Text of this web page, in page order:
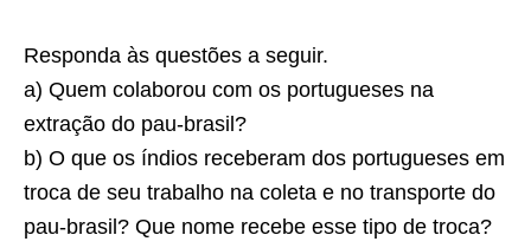
Responda às questões a seguir.
a) Quem colaborou com os portugueses na
extração do pau-brasil?
b) O que os índios receberam dos portugueses em
troca de seu trabalho na coleta e no transporte do
pau-brasil? Que nome recebe esse tipo de troca?